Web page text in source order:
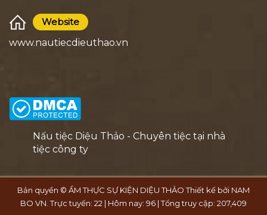
Website
www.nautiecdieuthao.vn
Nấu tiệc Diệu Thảo - Chuyên tiệc tại nhà
tiệc công ty
Bản quyền © ẨM THỰC SỰ KIỆN DIỆU THẢO Thiết kế bởi NAM
BO VN . Trực tuyến: 22 | Hôm nay: 96 | Tổng truy cập: 207,409